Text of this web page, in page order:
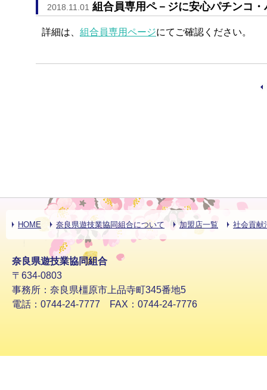
2018.11.01 組合員専用ペ－ジに安心パチンコ
詳細は、 組合員専用ページにてご確認ください。
HOME 奈良県遊技業協同組合について 加盟店一覧 社会貢献
奈良県遊技業協同組合
〒634-0803
事務所：奈良県橿原市上品寺町345番地5
電話：0744-24-7777 FAX：0744-24-7776